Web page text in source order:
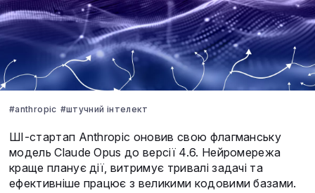
#anthropic #штучний інтелект
ШІ-стартап Anthropic оновив свою флагманську
модель Claude Opus до версії 4.6. Нейромережа
краще планує дії, витримує тривалі задачі та
ефективніше працює з великими кодовими базами.